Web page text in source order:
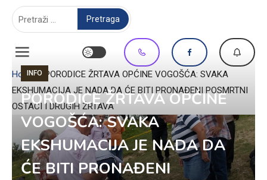
Home»
PORODICE ŽRTAVA OPĆINE VOGOŠĆA: SVAKA
EKSHUMACIJA JE NADA DA ĆE BITI PRONAĐENI POSMRTNI
OSTACI I DRUGIH ŽRTAVA
INFO
PORODICE ŽRTAVA OPĆINE
VOGOŠĆA: SVAKA
EKSHUMACIJA JE NADA DA
ĆE BITI PRONAĐENI